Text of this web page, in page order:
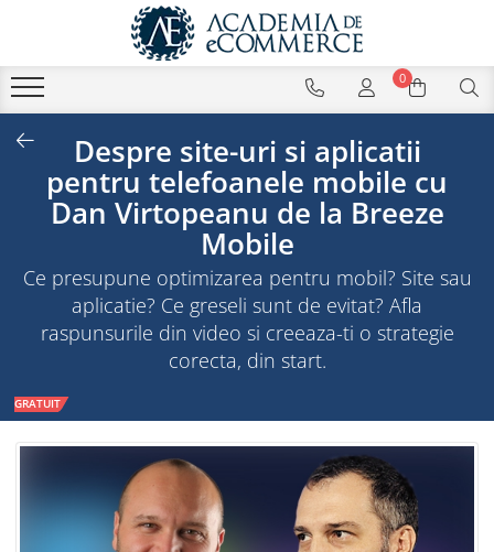
0
Despre site-uri si aplicatii
pentru telefoanele mobile cu
Dan Virtopeanu de la Breeze
Mobile
Ce presupune optimizarea pentru mobil? Site sau
aplicatie? Ce greseli sunt de evitat? Afla
raspunsurile din video si creeaza-ti o strategie
corecta, din start.
GRATUIT